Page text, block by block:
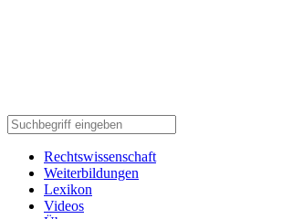
Rechtswissenschaft
Weiterbildungen
Lexikon
Videos